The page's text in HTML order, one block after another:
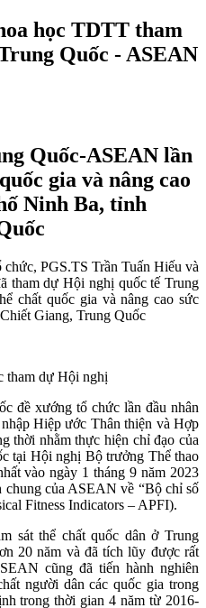
học TDTT tham
Quốc - ASEAN
Quốc-ASEAN lần
gia và nâng cao
Ninh Ba, tỉnh
PGS.TS Trần Tuấn Hiếu và
tham dự Hội nghị quốc tế Trung
chất quốc gia và nâng cao sức
Giang, Trung Quốc
tham dự Hội nghị
đề xướng tổ chức lần đầu nhân
Hiệp ước Thân thiện và Hợp
thời nhằm thực hiện chỉ đạo của
tại Hội nghị Bộ trưởng Thể thao
vào ngày 1 tháng 9 năm 2023
chung của ASEAN về “Bộ chỉ số
Fitness Indicators – APFI).
sát thể chất quốc dân ở Trung
20 năm và đã tích lũy được rất
cũng đã tiến hành nghiên
người dân các quốc gia trong
trong thời gian 4 năm từ 2016-